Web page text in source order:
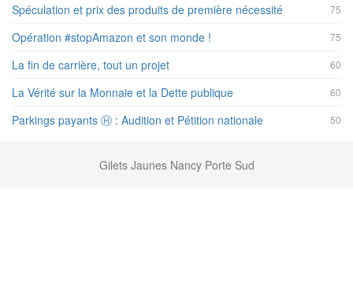
75
Spéculation et prix des produits de première nécessité
75
Opération #stopAmazon et son monde !
60
La fin de carrière, tout un projet
60
La Vérité sur la Monnaie et la Dette publique
50
Parkings payants Ⓗ : Audition et Pétition nationale
Gilets Jaunes Nancy Porte Sud